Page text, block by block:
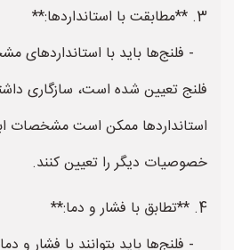
3. **مطابقت با استانداردها:**
- فلنج‌ها باید با استانداردهای
فلنج تعیین شده است، سازگاری
استانداردها ممکن است مشخصات
خصوصیات دیگر را تعیین کنند.
4. **تطابق با فشار و دما:**
- فلنج‌ها باید بتوانند با فشار